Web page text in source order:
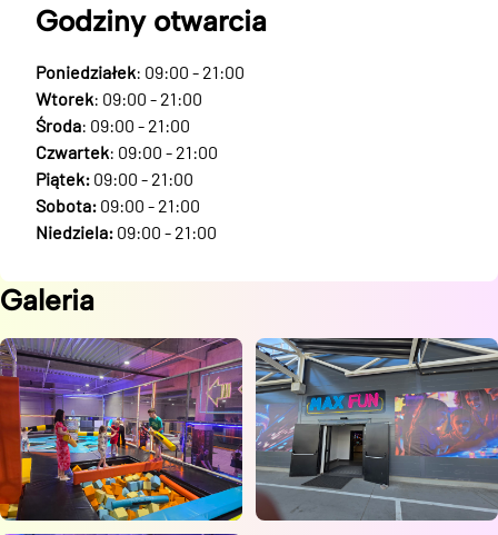
Godziny otwarcia
Poniedziałek: 09:00 - 21:00
Wtorek: 09:00 - 21:00
Środa: 09:00 - 21:00
Czwartek: 09:00 - 21:00
Piątek: 09:00 - 21:00
Sobota: 09:00 - 21:00
Niedziela: 09:00 - 21:00
Galeria